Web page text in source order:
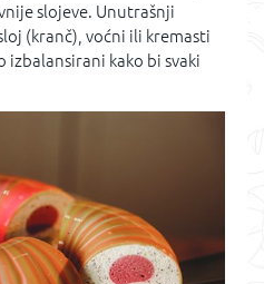
slojeve. Unutrašnji
(kranč), voćni ili kremasti
kako bi svaki